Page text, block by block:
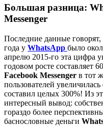
Большая разница:
Messenger
Последние данные
года у WhatsApp было
апрелю 2015-го эта цифра
годовом росте составляет
Facebook Messenger в тот
пользователей
составил целых 300%! Из
интересный вывод:
гораздо более
баснословные деньги